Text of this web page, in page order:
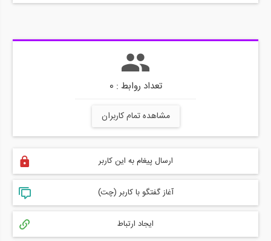
تعداد روابط : 0
مشاهده تمام کاربران
ارسال پیغام به این کاربر
آغاز گفتگو با کاربر (چت)
ایجاد ارتباط